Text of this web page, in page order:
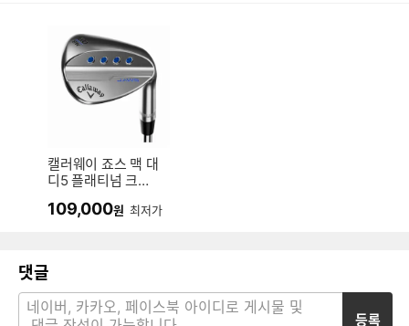
캘러웨이 죠스 맥 대
디5 플래티넘 크롬
109,000원 최저가
댓글
등록